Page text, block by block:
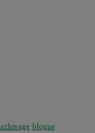
blogue